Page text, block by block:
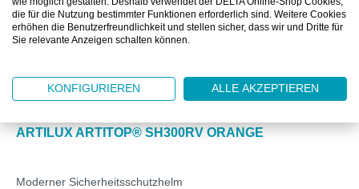
ARTILUX ARTITOP® SH300RV ORANGE
Moderner Sicherheitsschutzhelm
die für die Nutzung bestimmter Funktionen erforderlich sind. Weitere Cookies
erhöhen die Benutzerfreundlichkeit und stellen sicher, dass wir und Dritte für
Sie relevante Anzeigen schalten können.
KONFIGURIEREN ALLE AKZEPTIEREN